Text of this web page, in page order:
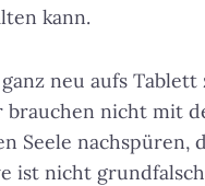
kann.
neu aufs
nicht mit
Seele
ist nicht